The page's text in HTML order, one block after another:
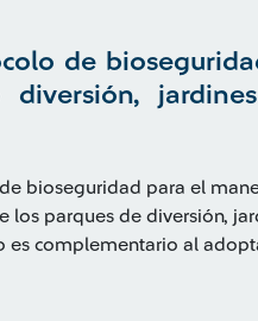
de
bioseguridad para el
los parques de diversión,
es complementario al